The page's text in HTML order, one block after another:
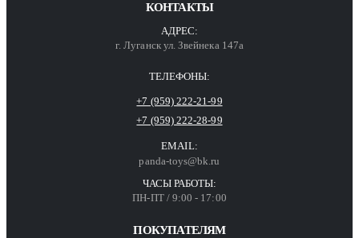
КОНТАКТЫ
АДРЕС:
г. Луганск ул. Звейнека 147а
ТЕЛЕФОНЫ:
+7 (959) 222-21-99
+7 (959) 222-28-99
EMAIL:
panda-toys@bk.ru
ЧАСЫ РАБОТЫ:
ПН-ПТ / 9:00 - 17:00
ПОКУПАТЕЛЯМ